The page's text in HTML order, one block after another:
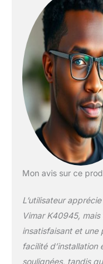
Mon avis sur ce
L’utilisateur
Vimar K40945,
insatisfaisant et une
facilité d’installation
soulignées, tandis